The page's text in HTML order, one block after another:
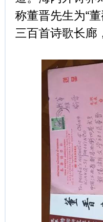
称董晋先生为“
三百首诗歌长廊